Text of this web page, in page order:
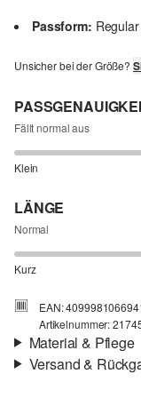
Passform:
Unsicher bei der Größe?
Fällt normal aus
Klein
LÄNGE
Normal
Kurz
EAN:
Artikelnummer:
Material & Pflege
Versand &